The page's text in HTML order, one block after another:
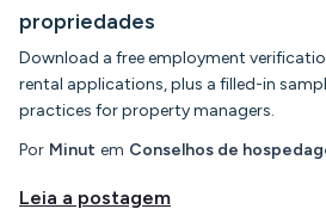
propriedades
Download a free employment
rental applications, plus a filled-in
practices for property managers.
Por Minut em Conselhos de
Leia a postagem